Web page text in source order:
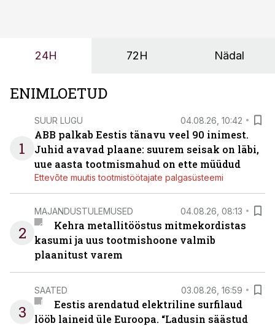
24H 72H Nädal
ENIMLOETUD
1
SUUR LUGU 04.08.26, 10:42
ABB palkab Eestis tänavu veel 90 inimest.
Juhid avavad plaane: suurem seisak on läbi,
uue aasta tootmismahud on ette müüdud
Ettevõte muutis tootmistöötajate palgasüsteemi
2
MAJANDUSTULEMUSED 04.08.26, 08:13
Kehra metallitööstus mitmekordistas
kasumi ja uus tootmishoone valmib
plaanitust varem
3
SAATED 03.08.26, 16:59
Eestis arendatud elektriline surfilaud
lööb laineid üle Euroopa. “Ladusin säästud